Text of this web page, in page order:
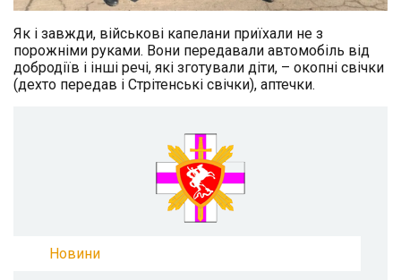
Як і завжди, військові капелани приїхали не з
порожніми руками. Вони передавали автомобіль від
добродіїв і інші речі, які зготували діти, – окопні свічки
(дехто передав і Стрітенські свічки), аптечки.
Новини